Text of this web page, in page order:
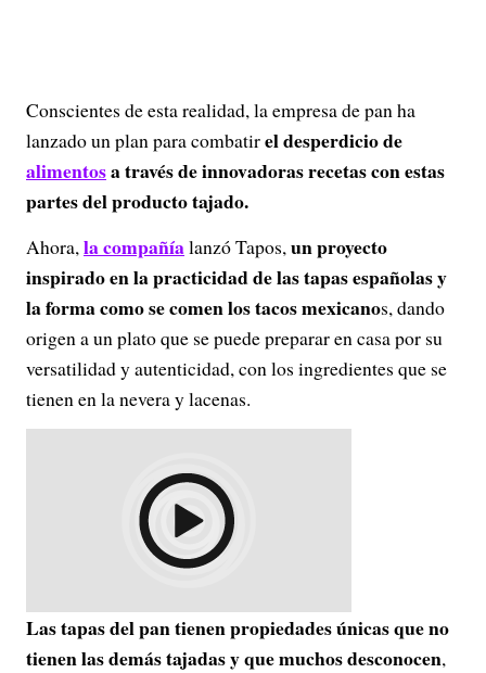
Conscientes de esta realidad, la empresa de pan ha
lanzado un plan para combatirel desperdicio de
alimentosa través de innovadoras recetas con estas
partes del producto tajado.
Ahora,la compañíalanzó Tapos,un proyecto
inspirado en la practicidad de las tapas españolas y
la forma como se comen los tacos mexicanos, dando
origen a un plato que se puede preparar en casa por su
versatilidad y autenticidad, con los ingredientes que se
tienen en la nevera y lacenas.
Las tapas del pan tienen propiedades únicas que no
tienen las demás tajadas y que muchos desconocen,